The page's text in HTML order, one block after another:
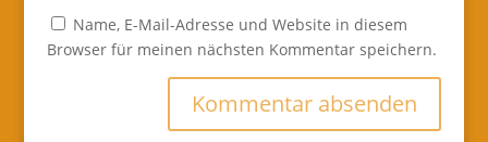
Name, E-Mail-Adresse und Website in diesem
Browser für meinen nächsten Kommentar speichern.